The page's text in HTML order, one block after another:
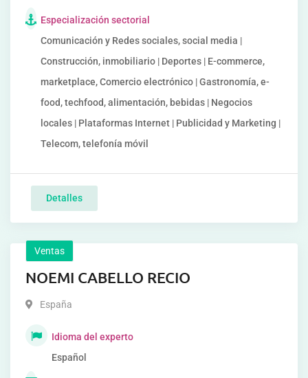
Especialización sectorial
Comunicación y Redes sociales, social media |
Construcción, inmobiliario | Deportes | E-commerce,
marketplace, Comercio electrónico | Gastronomía, e-
food, techfood, alimentación, bebidas | Negocios
locales | Plataformas Internet | Publicidad y Marketing |
Telecom, telefonía móvil
Detalles
Ventas
NOEMI CABELLO RECIO
España
Idioma del experto
Español